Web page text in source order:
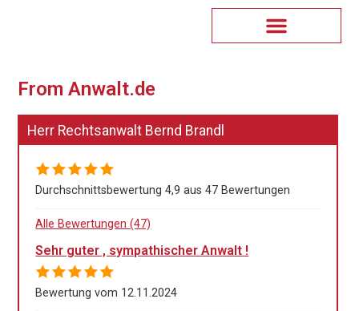
From Anwalt.de
Herr Rechtsanwalt Bernd Brandl
Durchschnittsbewertung 4,9 aus 47 Bewertungen
Alle Bewertungen (47)
Sehr guter , sympathischer Anwalt !
Bewertung vom 12.11.2024